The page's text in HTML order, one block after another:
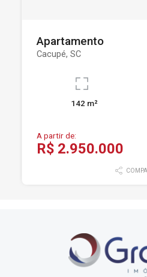
Apartamento
Cacupé, SC
142 m²
A partir de:
R$ 2.950.000